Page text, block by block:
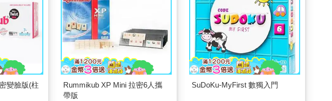
變臉版(柱
Rummikub XP Mini 拉密6人攜
帶版
SuDoKu-MyFirst 數獨入門